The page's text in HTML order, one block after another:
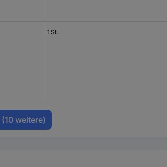
1 St.
(10 weitere)